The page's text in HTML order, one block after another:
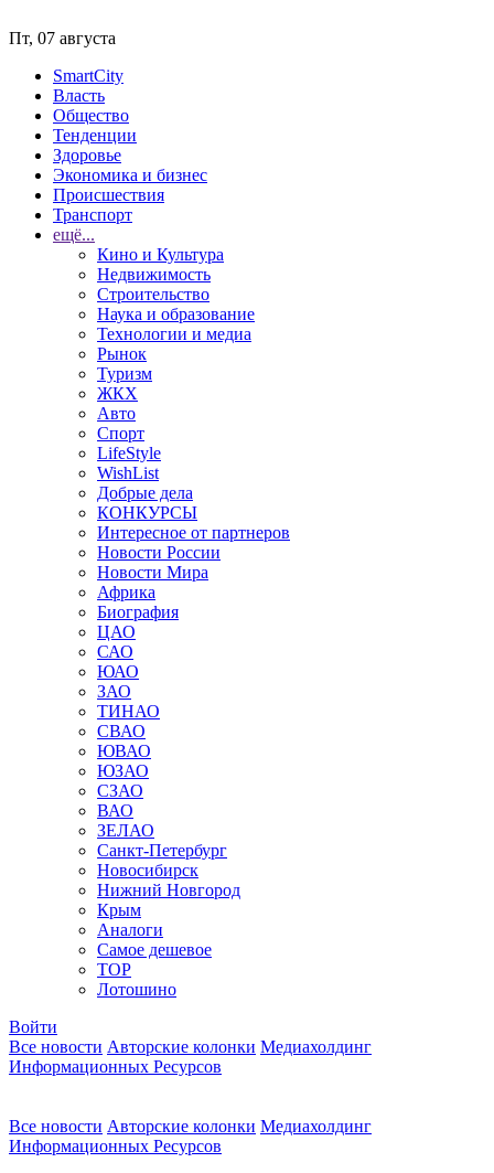
Пт, 07 августа
SmartCity
Власть
Общество
Тенденции
Здоровье
Экономика и бизнес
Происшествия
Транспорт
ещё...
Кино и Культура
Недвижимость
Строительство
Наука и образование
Технологии и медиа
Рынок
Туризм
ЖКХ
Авто
Спорт
LifeStyle
WishList
Добрые дела
КОНКУРСЫ
Интересное от партнеров
Новости России
Новости Мира
Африка
Биография
ЦАО
САО
ЮАО
ЗАО
ТИНАО
СВАО
ЮВАО
ЮЗАО
СЗАО
ВАО
ЗЕЛАО
Санкт-Петербург
Новосибирск
Нижний Новгород
Крым
Аналоги
Самое дешевое
TOP
Лотошино
Войти
Все новости Авторские колонки Медиахолдинг
Информационных Ресурсов
Все новости Авторские колонки Медиахолдинг
Информационных Ресурсов